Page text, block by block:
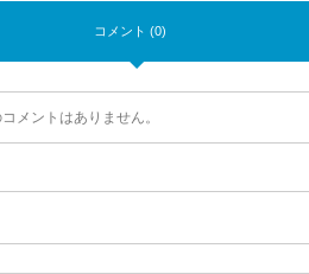
コメント (0)
メントはありません。